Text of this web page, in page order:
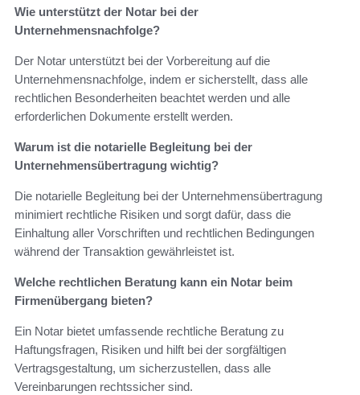
Wie unterstützt der Notar bei der
Unternehmensnachfolge?
Der Notar unterstützt bei der Vorbereitung auf die
Unternehmensnachfolge, indem er sicherstellt, dass alle
rechtlichen Besonderheiten beachtet werden und alle
erforderlichen Dokumente erstellt werden.
Warum ist die notarielle Begleitung bei der
Unternehmensübertragung wichtig?
Die notarielle Begleitung bei der Unternehmensübertragung
minimiert rechtliche Risiken und sorgt dafür, dass die
Einhaltung aller Vorschriften und rechtlichen Bedingungen
während der Transaktion gewährleistet ist.
Welche rechtlichen Beratung kann ein Notar beim
Firmenübergang bieten?
Ein Notar bietet umfassende rechtliche Beratung zu
Haftungsfragen, Risiken und hilft bei der sorgfältigen
Vertragsgestaltung, um sicherzustellen, dass alle
Vereinbarungen rechtssicher sind.